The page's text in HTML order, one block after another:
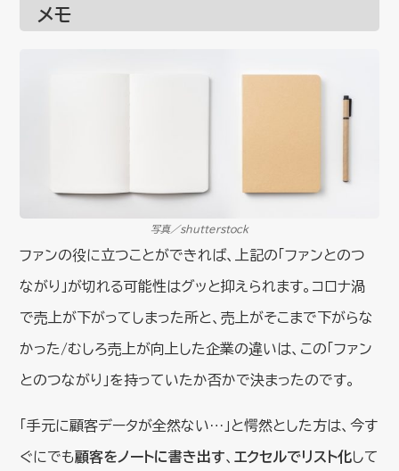
メモ
写真／shutterstock
ファンの役に立つことができれば、上記の「ファンとのつ
ながり」が切れる可能性はグッと抑えられます。コロナ渦
で売上が下がってしまった所と、売上がそこまで下がらな
かった/むしろ売上が向上した企業の違いは、この「ファン
とのつながり」を持っていたか否かで決まったのです。
「手元に顧客データが全然ない…」と愕然とした方は、今す
ぐにでも顧客をノートに書き出す、 エクセルでリスト化して